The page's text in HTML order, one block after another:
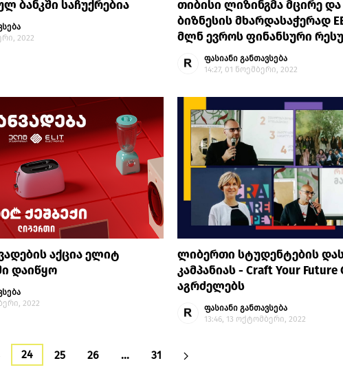
ბანკში საჩუქრებია
2022
თიბისი ლიზინგმა მცირე
ბიზნესის მხარდასაჭერად
მლნ ევროს ფინანსური
ფასიანი განთავსება
14:27, 01 ნოემბერი, 2022
აქცია ელიტ
დაიწყო
2022
ლიბერთი სტუდენტების
კამპანიას - Craft Your Future
აგრძელებს
ფასიანი განთავსება
13:46, 13 ოქტომბერი, 2022
24 25 26 … 31